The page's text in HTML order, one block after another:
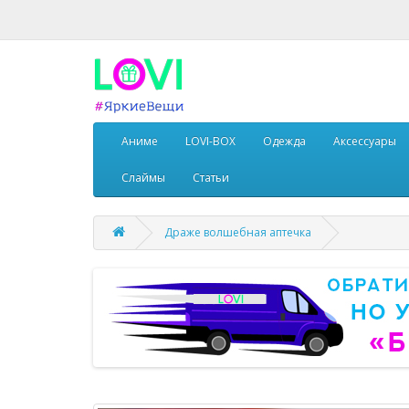
Аниме LOVI-BOX Одежда Аксессуары
Слаймы Статьи
Драже волшебная аптечка